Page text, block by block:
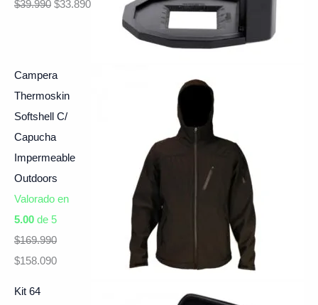
$39.990 $33.890
Campera
Thermoskin
Softshell C/
Capucha
Impermeable
Outdoors
Valorado en
5.00 de 5
$169.990
$158.090
Kit 64